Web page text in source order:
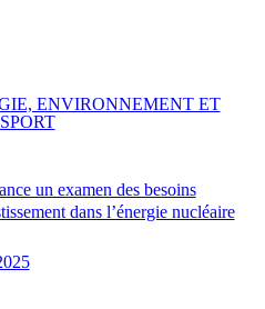
un examen des besoins
dans l’énergie nucléaire
ENVIRONNEMENT ET